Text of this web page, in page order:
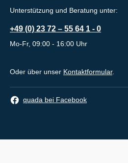
Unterstützung und Beratung unter:
+49 (0) 23 72 – 55 64 1 - 0
Mo-Fr, 09:00 - 16:00 Uhr
Oder über unser Kontaktformular.
quada bei Facebook